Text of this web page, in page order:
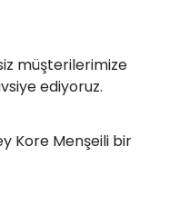
müşterilerimize
ediyoruz.
Kore Menşeili bir